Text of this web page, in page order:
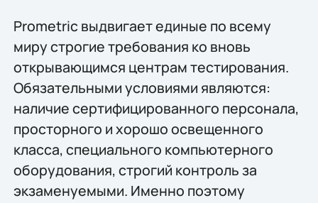
Prometric выдвигает единые по всему
миру строгие требования ко вновь
открывающимся центрам тестирования.
Обязательными условиями являются:
наличие сертифицированного персонала,
просторного и хорошо освещенного
класса, специального компьютерного
оборудования, строгий контроль за
экзаменуемыми. Именно поэтому